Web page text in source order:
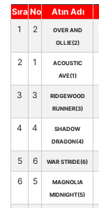
Sıra No Atın Adı
1
2
OVER AND
OLLIE(2)
2 1
ACOUSTIC
AVE(1)
3 3
RIDGEWOOD
RUNNER(3)
4 4
SHADOW
DRAGON(4)
5 6 WAR STRIDE(6)
6 5
MAGNOLIA
MIDNIGHT(5)